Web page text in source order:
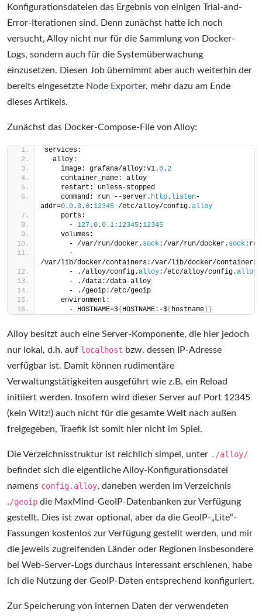
Konfigurationsdateien das Ergebnis von einigen Trial-and-
Error-Iterationen sind. Denn zunächst hatte ich noch
versucht, Alloy nicht nur für die Sammlung von Docker-
Logs, sondern auch für die Systemüberwachung
einzusetzen. Diesen Job übernimmt aber auch weiterhin der
bereits eingesetzte Node Exporter, mehr dazu am Ende
dieses Artikels.
Zunächst das Docker-Compose-File von Alloy:
services:
  alloy:
    image: grafana/alloy:v1.
8.2
    container_name: alloy
    restart: unless-stopped
    command: run --server.
http. listen-
addr=0.0.0.0:12345 /etc/alloy/config.alloy
    ports:
      -
127.0.0.1:12345:12345
    volumes:
      - /var/run/docker.
sock:/var/run/docker. sock:ro
      -
/var/lib/docker/containers:/var/lib/docker/
      - ./alloy/config.
alloy:/etc/alloy/config.alloy
      - ./data:/data-alloy
      - ./geoip:/etc/geoip
    environment:
      - HOSTNAME=$
{ HOSTNAME:-$( hostname )}
Alloy besitzt auch eine Server-Komponente, die hier jedoch
nur lokal, d.h. auf localhost bzw. dessen IP-Adresse
verfügbar ist. Damit können rudimentäre
Verwaltungstätigkeiten ausgeführt wie z.B. ein Reload
initiiert werden. Insofern wird dieser Server auf Port 12345
(kein Witz!) auch nicht für die gesamte Welt nach außen
freigegeben, Traefik ist somit hier nicht im Spiel.
Die Verzeichnisstruktur ist reichlich simpel, unter ./alloy/
befindet sich die eigentliche Alloy-Konfigurationsdatei
namens config.alloy, daneben werden im Verzeichnis
./geoip die MaxMind-GeoIP-Datenbanken zur Verfügung
gestellt. Dies ist zwar optional, aber da die GeoIP-„Lite“-
Fassungen kostenlos zur Verfügung gestellt werden, und mir
die jeweils zugreifenden Länder oder Regionen insbesondere
bei Web-Server-Logs durchaus interessant erschienen, habe
ich die Nutzung der GeoIP-Daten entsprechend konfiguriert.
Zur Speicherung von internen Daten der verwendeten